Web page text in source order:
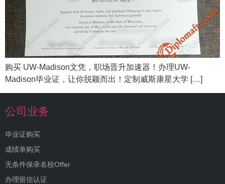
购买 UW-Madison文凭，职场晋升加速器！办理UW-
Madison毕业证，让你脱颖而出！定制威斯康星大学 […]
公司业务
毕业证购买
成绩单购买
无条件保录名校Offer
办理留信认证